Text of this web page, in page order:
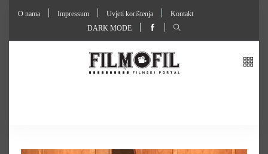
O nama Impressum Uvjeti korištenja
Kontakt
DARK MODE